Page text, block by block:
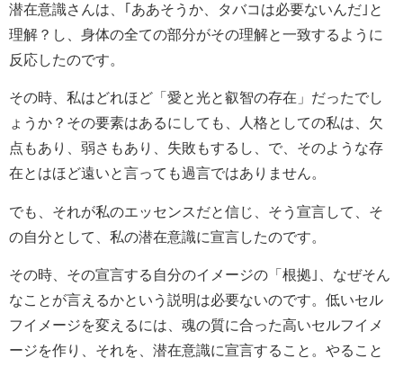
潜在意識さんは、｢ああそうか、タバコは必要ないんだ｣と
理解？し、身体の全ての部分がその理解と一致するように
反応したのです。
その時、私はどれほど「愛と光と叡智の存在」だったでし
ょうか？その要素はあるにしても、人格としての私は、欠
点もあり、弱さもあり、失敗もするし、で、そのような存
在とはほど遠いと言っても過言ではありません。
でも、それが私のエッセンスだと信じ、そう宣言して、そ
の自分として、私の潜在意識に宣言したのです。
その時、その宣言する自分のイメージの「根拠｣、なぜそん
なことが言えるかという説明は必要ないのです。低いセル
フイメージを変えるには、魂の質に合った高いセルフイメ
ージを作り、それを、潜在意識に宣言すること。やること